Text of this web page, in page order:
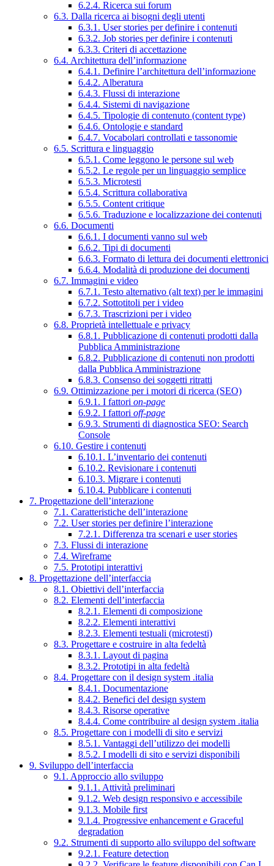
6.2.4. Ricerca sui forum
6.3. Dalla ricerca ai bisogni degli utenti
6.3.1. User stories per definire i contenuti
6.3.2. Job stories per definire i contenuti
6.3.3. Criteri di accettazione
6.4. Architettura dell’informazione
6.4.1. Definire l’architettura dell’informazione
6.4.2. Alberatura
6.4.3. Flussi di interazione
6.4.4. Sistemi di navigazione
6.4.5. Tipologie di contenuto (content type)
6.4.6. Ontologie e standard
6.4.7. Vocabolari controllati e tassonomie
6.5. Scrittura e linguaggio
6.5.1. Come leggono le persone sul web
6.5.2. Le regole per un linguaggio semplice
6.5.3. Microtesti
6.5.4. Scrittura collaborativa
6.5.5. Content critique
6.5.6. Traduzione e localizzazione dei contenuti
6.6. Documenti
6.6.1. I documenti vanno sul web
6.6.2. Tipi di documenti
6.6.3. Formato di lettura dei documenti elettronici
6.6.4. Modalità di produzione dei documenti
6.7. Immagini e video
6.7.1. Testo alternativo (alt text) per le immagini
6.7.2. Sottotitoli per i video
6.7.3. Trascrizioni per i video
6.8. Proprietà intellettuale e privacy
6.8.1. Pubblicazione di contenuti prodotti dalla
Pubblica Amministrazione
6.8.2. Pubblicazione di contenuti non prodotti
dalla Pubblica Amministrazione
6.8.3. Consenso dei soggetti ritratti
6.9. Ottimizzazione per i motori di ricerca (SEO)
6.9.1. I fattori on-page
6.9.2. I fattori off-page
6.9.3. Strumenti di diagnostica SEO: Search
Console
6.10. Gestire i contenuti
6.10.1. L’inventario dei contenuti
6.10.2. Revisionare i contenuti
6.10.3. Migrare i contenuti
6.10.4. Pubblicare i contenuti
7. Progettazione dell’interazione
7.1. Caratteristiche dell’interazione
7.2. User stories per definire l’interazione
7.2.1. Differenza tra scenari e user stories
7.3. Flussi di interazione
7.4. Wireframe
7.5. Prototipi interattivi
8. Progettazione dell’interfaccia
8.1. Obiettivi dell’interfaccia
8.2. Elementi dell’interfaccia
8.2.1. Elementi di composizione
8.2.2. Elementi interattivi
8.2.3. Elementi testuali (microtesti)
8.3. Progettare e costruire in alta fedeltà
8.3.1. Layout di pagina
8.3.2. Prototipi in alta fedeltà
8.4. Progettare con il design system .italia
8.4.1. Documentazione
8.4.2. Benefici del design system
8.4.3. Risorse operative
8.4.4. Come contribuire al design system .italia
8.5. Progettare con i modelli di sito e servizi
8.5.1. Vantaggi dell’utilizzo dei modelli
8.5.2. I modelli di sito e servizi disponibili
9. Sviluppo dell’interfaccia
9.1. Approccio allo sviluppo
9.1.1. Attività preliminari
9.1.2. Web design responsivo e accessibile
9.1.3. Mobile first
9.1.4. Progressive enhancement e Graceful
degradation
9.2. Strumenti di supporto allo sviluppo del software
9.2.1. Feature detection